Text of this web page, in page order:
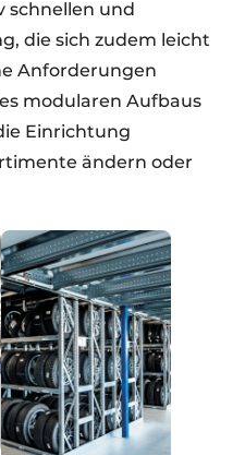
schnellen und
die sich zudem leicht
Anforderungen
modularen Aufbaus
Einrichtung
ändern oder